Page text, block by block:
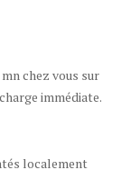
chez vous sur
immédiate.
localement